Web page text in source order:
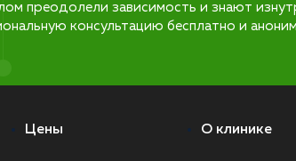
преодолели зависимость и знают
консультацию бесплатно и
Цены О клинике